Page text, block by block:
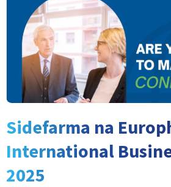
Sidefarma na
International
2025